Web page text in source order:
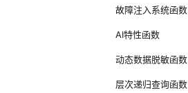
故障注入系统函数
AI特性函数
动态数据脱敏函数
层次递归查询函数